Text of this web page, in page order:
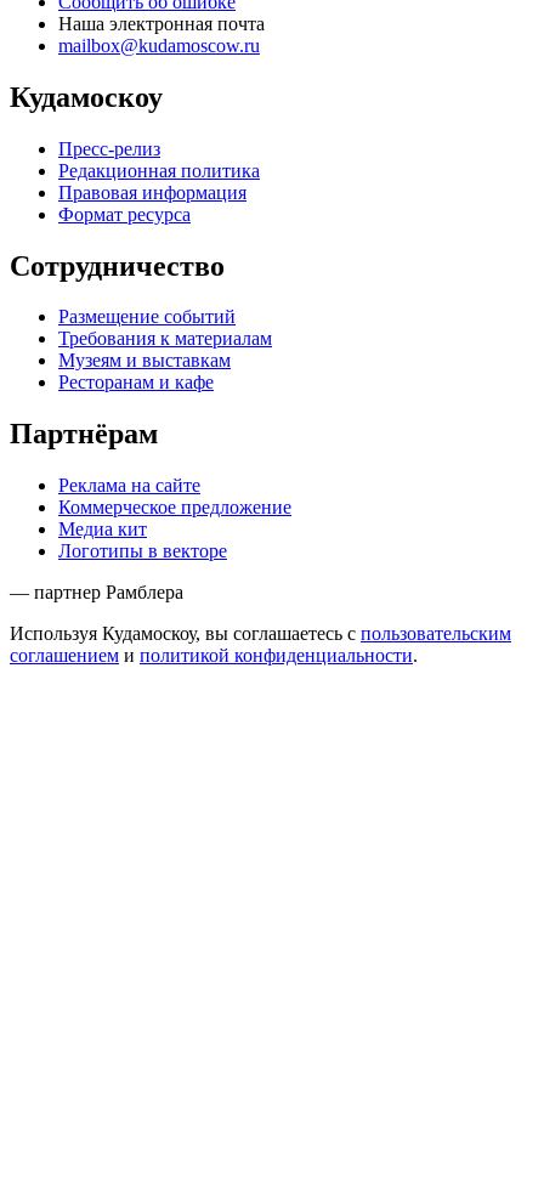
Наша электронная почта
mailbox@kudamoscow.ru
Кудамоскоу
Пресс-релиз
Редакционная политика
Правовая информация
Формат ресурса
Сотрудничество
Размещение событий
Требования к материалам
Музеям и выставкам
Ресторанам и кафе
Партнёрам
Реклама на сайте
Коммерческое предложение
Медиа кит
Логотипы в векторе
— партнер Рамблера
Используя Кудамоскоу, вы соглашаетесь с пользовательским
соглашением и политикой конфиденциальности.